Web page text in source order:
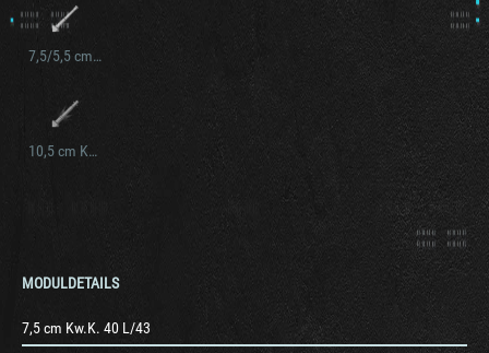
7,5/5,5 cm Waffe 0725
10,5 cm Kw.K. L/28
MODULDETAILS
7,5 cm Kw.K. 40 L/43